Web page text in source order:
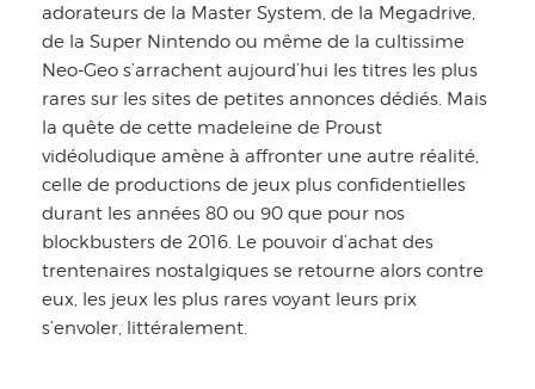
adorateurs de la Master System, de la Megadrive,
de la Super Nintendo ou même de la cultissime
Neo-Geo s’arrachent aujourd’hui les titres les plus
rares sur les sites de petites annonces dédiés. Mais
la quête de cette madeleine de Proust
vidéoludique amène à affronter une autre réalité,
celle de productions de jeux plus confidentielles
durant les années 80 ou 90 que pour nos
blockbusters de 2016. Le pouvoir d’achat des
trentenaires nostalgiques se retourne alors contre
eux, les jeux les plus rares voyant leurs prix
s’envoler, littéralement.